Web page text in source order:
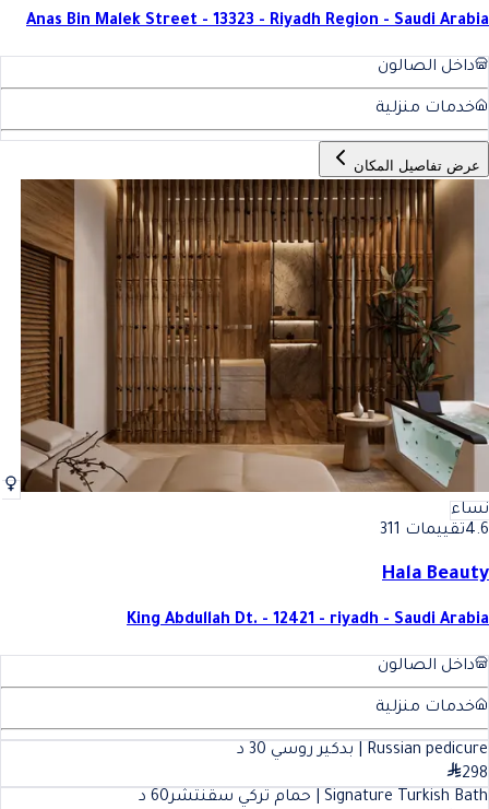
Anas Bin Malek Street - 13323 - Riyadh Region - Saudi Arabia
داخل الصالون
خدمات منزلية
عرض تفاصيل المكان
نساء
4.6تقييمات 311
Hala Beauty
King Abdullah Dt. - 12421 - riyadh - Saudi Arabia
داخل الصالون
خدمات منزلية
Russian pedicure | بدكير روسي 30 د
298
Signature Turkish Bath | حمام تركي سقنتشر
60 د